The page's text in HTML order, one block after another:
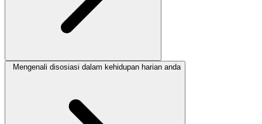
Mengenali disosiasi dalam kehidupan harian anda